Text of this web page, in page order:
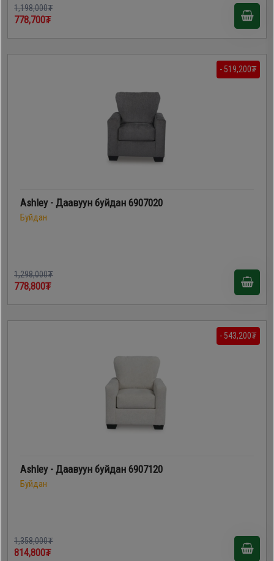
1,198,000₮
778,700₮
- 519,200₮
Ashley - Даавуун буйдан 6907020
Буйдан
1,298,000₮
778,800₮
- 543,200₮
Ashley - Даавуун буйдан 6907120
Буйдан
1,358,000₮
814,800₮